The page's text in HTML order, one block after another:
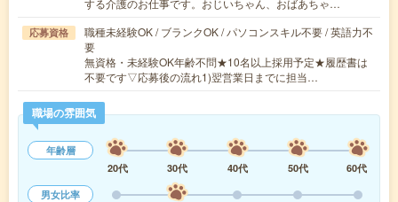
する介護のお仕事です。おじいちゃん、おばあちゃ…
応募資格
職種未経験OK / ブランクOK / パソコンスキル不要 / 英語力不
要
無資格・未経験OK年齢不問★10名以上採用予定★履歴書は
不要です▽応募後の流れ1)翌営業日までに担当…
職場の雰囲気
年齢層
20代
30代 40代 50代
60代
男女比率